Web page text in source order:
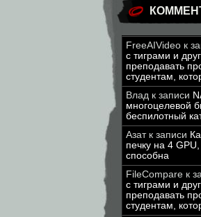
FreeAIVideo к
с тиграми и
преподавать
студентам,
Влад к записи
многоцелевой
беспилотный
Азатк записи
печку на 4
способна
FileCompare к
с тиграми и
преподавать
студентам,